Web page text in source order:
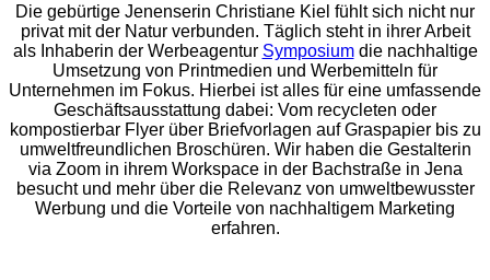
Die gebürtige Jenenserin Christiane Kiel fühlt sich nicht nur
privat mit der Natur verbunden. Täglich steht in ihrer Arbeit
als Inhaberin der Werbeagentur Symposiumdie nachhaltige
Umsetzung von Printmedien und Werbemitteln für
Unternehmen im Fokus. Hierbei ist alles für eine umfassende
Geschäftsausstattung dabei: Vom recycleten oder
kompostierbar Flyer über Briefvorlagen auf Graspapier bis zu
umweltfreundlichen Broschüren. Wir haben die Gestalterin
via Zoom in ihrem Workspace in der Bachstraße in Jena
besucht und mehr über die Relevanz von umweltbewusster
Werbung und die Vorteile von nachhaltigem Marketing
erfahren.